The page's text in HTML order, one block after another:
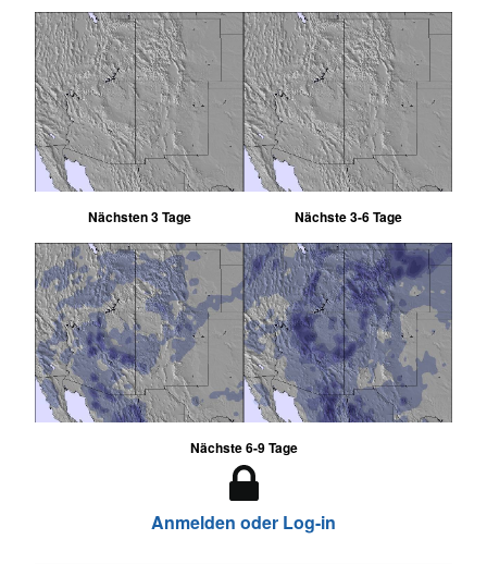
Nächsten 3 Tage Nächste 3-6 Tage
Nächste 6-9 Tage
Anmelden oder Log-in